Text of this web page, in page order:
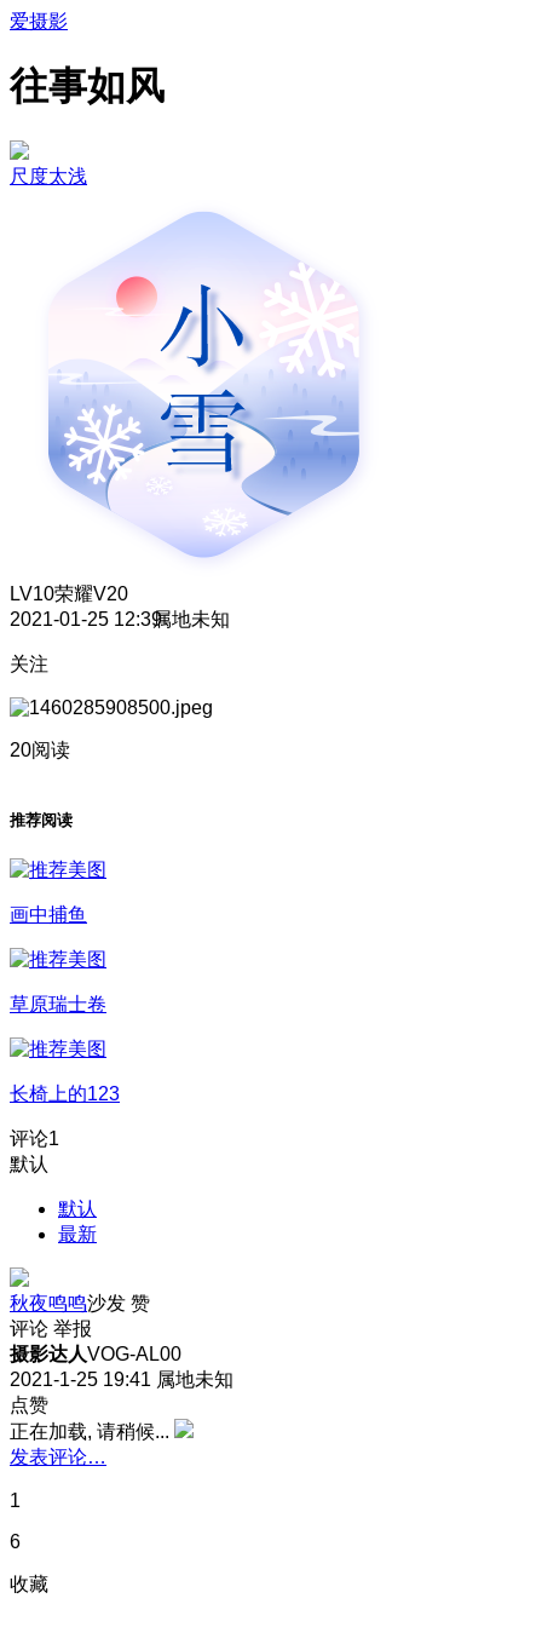
爱摄影
往事如风
尺度太浅
LV10荣耀V20
2021-01-25 12:39属地未知
关注
20阅读
推荐阅读
画中捕鱼
草原瑞士卷
长椅上的123
评论1
默认
默认
最新
秋夜鸣鸣沙发 赞
评论 举报
摄影达人VOG-AL00
2021-1-25 19:41 属地未知
点赞
正在加载, 请稍候...
发表评论…
1
6
收藏